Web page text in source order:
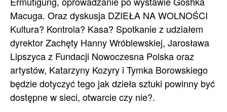
Macuga. Oraz dyskusja DZIEŁA NA WOLNOŚCI
Kultura? Kontrola? Kasa? Spotkanie z udziałem
dyrektor Zachęty Hanny Wróblewskiej, Jarosława
Lipszyca z Fundacji Nowoczesna Polska oraz
artystów, Katarzyny Kozyry i Tymka Borowskiego
będzie dotyczyć tego jak dzieła sztuki powinny być
dostępne w sieci, otwarcie czy nie?.